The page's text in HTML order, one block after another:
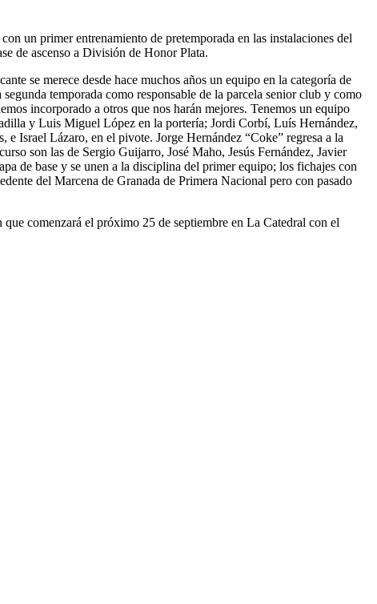
un primer entrenamiento de pretemporada en las instalaciones del
de ascenso a División de Honor Plata.
se merece desde hace muchos años un equipo en la categoría de
temporada como responsable de la parcela senior club y como
incorporado a otros que nos harán mejores. Tenemos un equipo
y Luis Miguel López en la portería; Jordi Corbí, Luís Hernández,
Israel Lázaro, en el pivote. Jorge Hernández “Coke” regresa a la
son las de Sergio Guijarro, José Maho, Jesús Fernández, Javier
de base y se unen a la disciplina del primer equipo; los fichajes con
del Marcena de Granada de Primera Nacional pero con pasado
comenzará el próximo 25 de septiembre en La Catedral con el